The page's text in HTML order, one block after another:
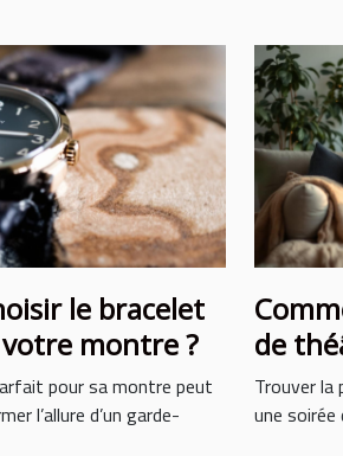
le bracelet
montre ?
pour sa montre peut
l’allure d’un garde-
de
Trouver la
une